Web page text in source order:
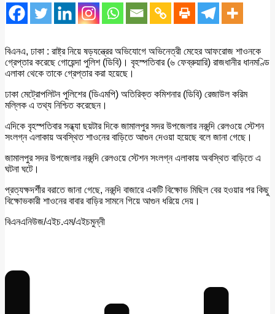
বিএনএ, ঢাকা : রাষ্ট্র নিয়ে ষড়যন্ত্রের অভিযোগে অভিনেত্রী মেহের আফরোজ শাওনকে
গ্রেপ্তার করেছে গোয়েন্দা পুলিশ (ডিবি)। বৃহস্পতিবার (৬ ফেব্রুয়ারি) রাজধানীর ধানমণ্ডি
এলাকা থেকে তাকে গ্রেপ্তার করা হয়েছে।
ঢাকা মেট্রোপলিটন পুলিশের (ডিএমপি) অতিরিক্ত কমিশনার (ডিবি) রেজাউল করিম
মল্লিক এ তথ্য নিশ্চিত করেছেন।
এদিকে বৃহস্পতিবার সন্ধ্যা ছয়টার দিকে জামালপুর সদর উপজেলার নরুন্দি রেলওয়ে স্টেশন
সংলগ্ন এলাকায় অবস্থিত শাওনের বাড়িতে আগুন দেওয়া হয়েছে বলে জানা গেছে।
জামালপুর সদর উপজেলার নরুন্দি রেলওয়ে স্টেশন সংলগ্ন এলাকায় অবস্থিত বাড়িতে এ
ঘটনা ঘটে।
প্রত্যক্ষদর্শীর বরাতে জানা গেছে, নরুন্দি বাজারে একটি বিক্ষোভ মিছিল বের হওয়ার পর কিছু
বিক্ষোভকারী শাওনের বাবার বাড়ির সামনে গিয়ে আগুন ধরিয়ে দেয়।
বিএনএনিউজ/এইচ.এম/এইচমুন্নী